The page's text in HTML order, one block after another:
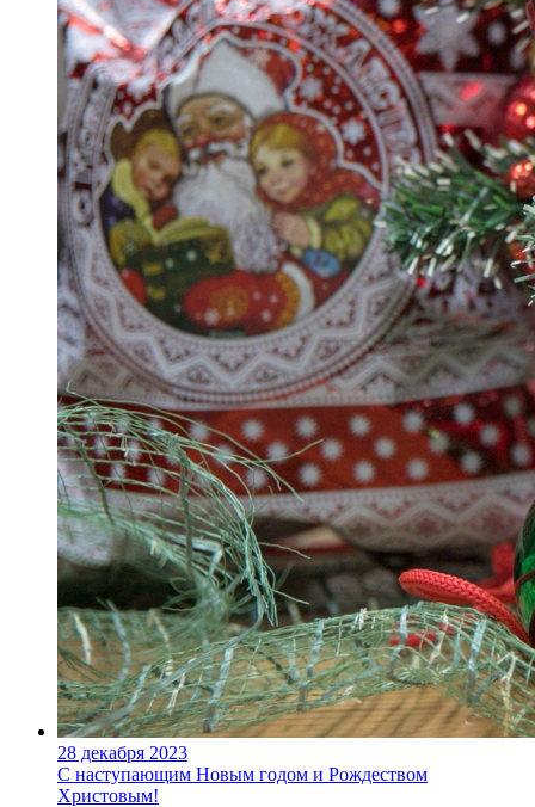
28 декабря 2023
С наступающим Новым годом и Рождеством
Христовым!